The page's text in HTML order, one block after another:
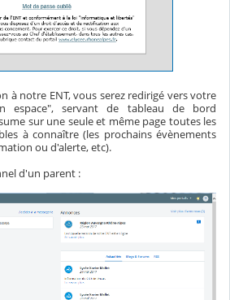
à notre ENT, vous serez redirigé vers votre
espace", servant de tableau de bord
sur une seule et même page toutes les
à connaître (les prochains évènements
ou d'alerte, etc).
d'un parent :